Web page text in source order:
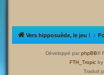
Vers hipposuède, le jeu !
Développé par phpBB®
FTH_Tropic by
Traduit